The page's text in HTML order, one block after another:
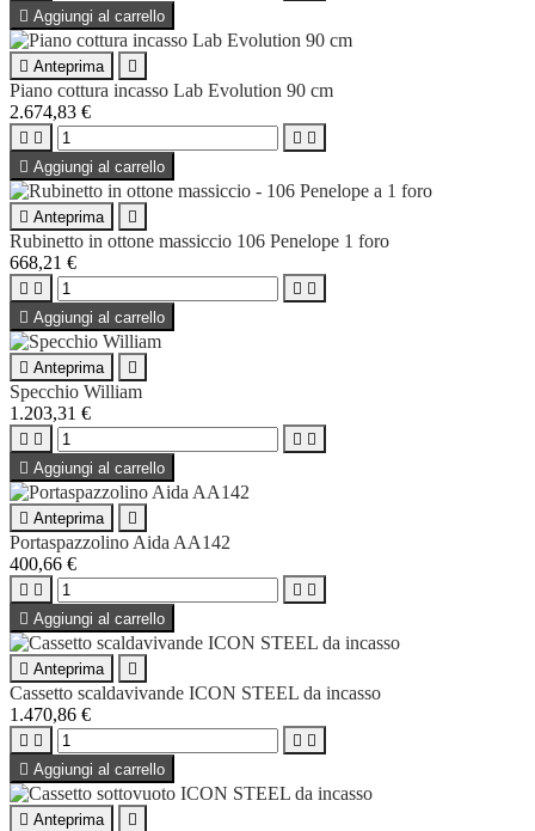
 Aggiungi al carrello
 Anteprima 
Piano cottura incasso Lab Evolution 90 cm
2.674,83 €
   
 Aggiungi al carrello
 Anteprima 
Rubinetto in ottone massiccio 106 Penelope 1 foro
668,21 €
   
 Aggiungi al carrello
 Anteprima 
Specchio William
1.203,31 €
   
 Aggiungi al carrello
 Anteprima 
Portaspazzolino Aida AA142
400,66 €
   
 Aggiungi al carrello
 Anteprima 
Cassetto scaldavivande ICON STEEL da incasso
1.470,86 €
   
 Aggiungi al carrello
 Anteprima 